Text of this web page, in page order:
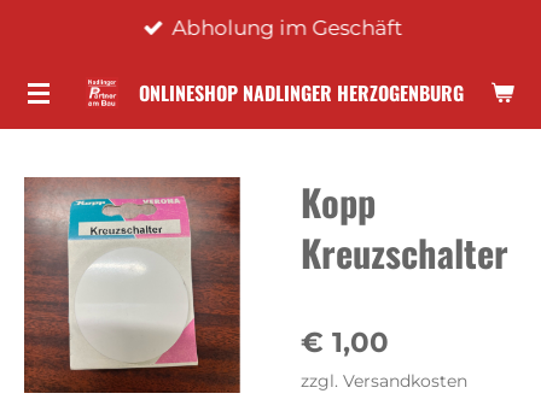
springen
ONLINESHOP NADLINGER HERZOGENBURG
Abholung im Geschäft
Kopp
Kreuzschalter
€ 1,00
zzgl. Versandkosten